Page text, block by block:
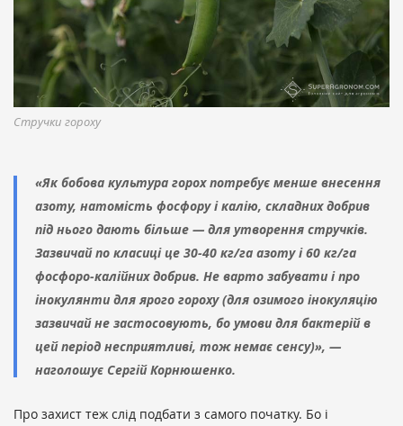
Стручки гороху
«Як бобова культура горох потребує менше внесення
азоту, натомість фосфору і калію, складних добрив
під нього дають більше — для утворення стручків.
Зазвичай по класиці це 30-40 кг/га азоту і 60 кг/га
фосфоро-калійних добрив. Не варто забувати і про
інокулянти для ярого гороху (для озимого інокуляцію
зазвичай не застосовують, бо умови для бактерій в
цей період несприятливі, тож немає сенсу)», —
наголошує Сергій Корнюшенко.
Про захист теж слід подбати з самого початку. Бо і